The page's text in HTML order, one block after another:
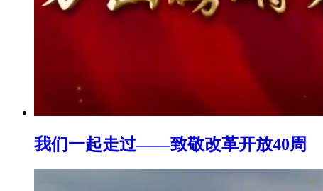
我们一起走过——致敬改革开放40周